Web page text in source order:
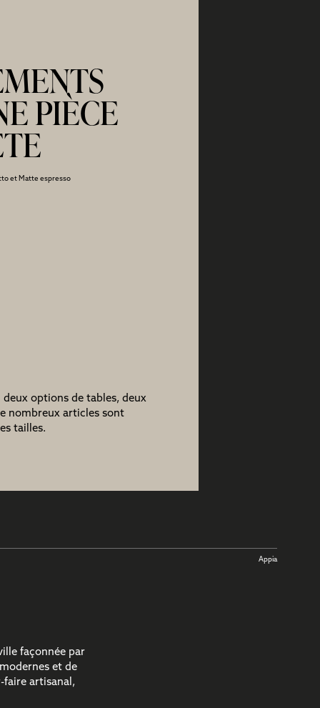
PIÈCE
et Matte espresso
options de tables, deux
nombreux articles sont
tailles.
Appia
façonnée par
et de
faire artisanal,